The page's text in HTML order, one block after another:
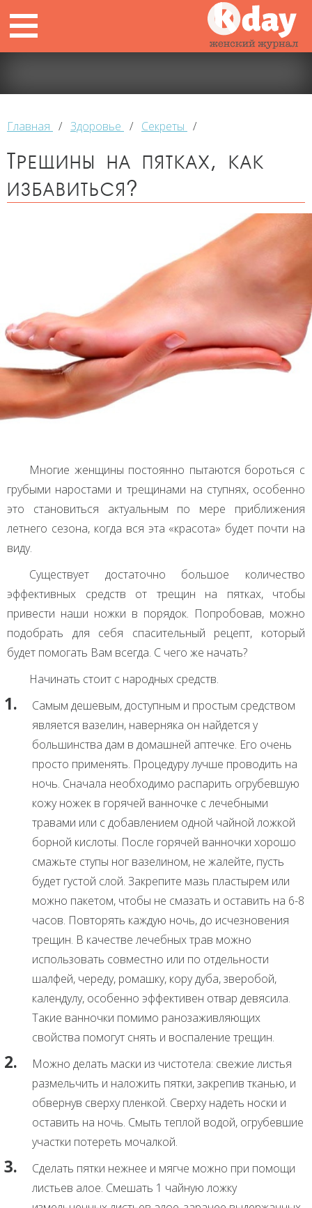
Главная / Здоровье / Секреты /
Трещины на пятках, как
избавиться?
Многие женщины постоянно пытаются бороться с
грубыми наростами и трещинами на ступнях, особенно
это становиться актуальным по мере приближения
летнего сезона, когда вся эта «красота» будет почти на
виду.
Существует достаточно большое количество
эффективных средств от трещин на пятках, чтобы
привести наши ножки в порядок. Попробовав, можно
подобрать для себя спасительный рецепт, который
будет помогать Вам всегда. С чего же начать?
Начинать стоит с народных средств.
Самым дешевым, доступным и простым средством
является вазелин, наверняка он найдется у
большинства дам в домашней аптечке. Его очень
просто применять. Процедуру лучше проводить на
ночь. Сначала необходимо распарить огрубевшую
кожу ножек в горячей ванночке с лечебными
травами или с добавлением одной чайной ложкой
борной кислоты. После горячей ванночки хорошо
смажьте ступы ног вазелином, не жалейте, пусть
будет густой слой. Закрепите мазь пластырем или
можно пакетом, чтобы не смазать и оставить на 6-8
часов. Повторять каждую ночь, до исчезновения
трещин. В качестве лечебных трав можно
использовать совместно или по отдельности
шалфей, череду, ромашку, кору дуба, зверобой,
календулу, особенно эффективен отвар девясила.
Такие ванночки помимо ранозаживляющих
свойства помогут снять и воспаление трещин.
Можно делать маски из чистотела: свежие листья
размельчить и наложить пятки, закрепив тканью, и
обвернув сверху пленкой. Сверху надеть носки и
оставить на ночь. Смыть теплой водой, огрубевшие
участки потереть мочалкой.
Сделать пятки нежнее и мягче можно при помощи
листьев алое. Смешать 1 чайную ложку